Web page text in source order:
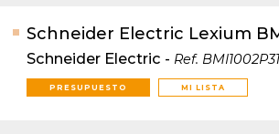
Schneider Electric Lexium
Schneider Electric - Ref.
PRESUPUESTO MI LISTA